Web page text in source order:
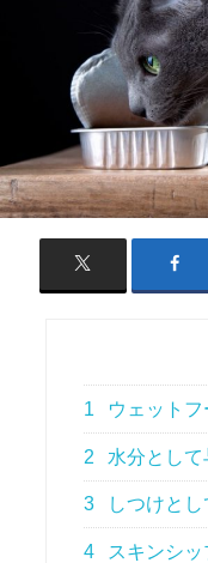
1 ウェット
2 水分として
3 しつけと
4 スキンシ